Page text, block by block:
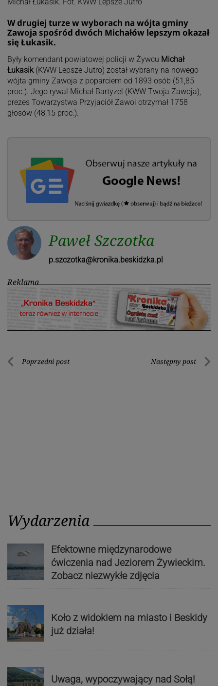
W drugiej turze w wyborach na wójta gminy
Zawoja spośród dwóch Michałów lepszym okazał
się Łukasik.
Były komendant powiatowej policji w Żywcu Michał
Łukasik(KWW Lepsze Jutro) został wybrany na nowego
wójta gminy Zawoja z poparciem od 1893 osób (51,85
proc.). Jego rywal Michał Bartyzel (KWW Twoja Zawoja),
prezes Towarzystwa Przyjaciół Zawoi otrzymał 1758
głosów (48,15 proc.).
Paweł Szczotka
p.szczotka@kronika.beskidzka.pl
Reklama
Nawigacja
Poprzedni post Następny post
Wydarzenia
Efektowne międzynarodowe
ćwiczenia nad Jeziorem Żywieckim.
Zobacz niezwykłe zdjęcia
Koło z widokiem na miasto i Beskidy
już działa!
Uwaga, wypoczywający nad Sołą!